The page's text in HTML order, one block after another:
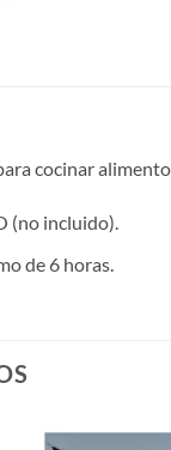
cocinar
(no incluido).
de 6 horas.